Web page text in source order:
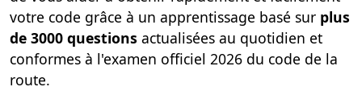
votre code grâce à un apprentissage basé sur plus
de 3000 questions actualisées au quotidien et
conformes à l'examen officiel 2026 du code de la
route.